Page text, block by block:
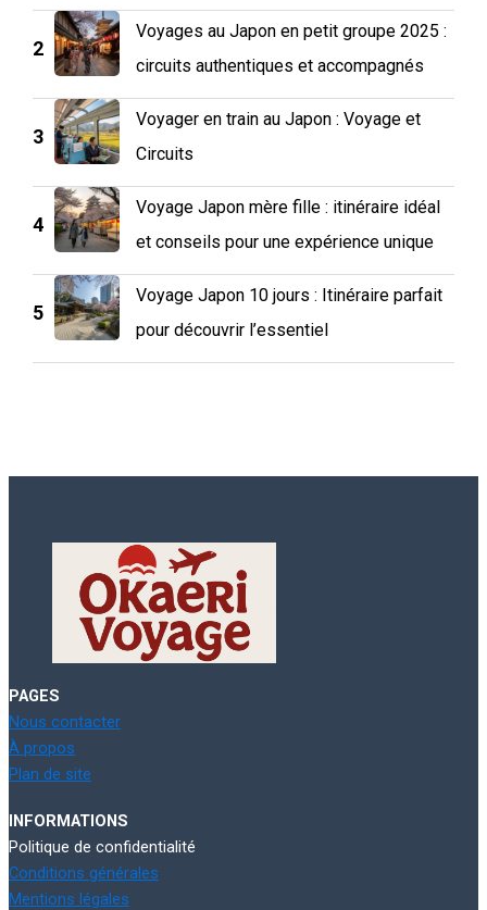
2
Voyages au Japon en petit groupe 2025 :
circuits authentiques et accompagnés
3
Voyager en train au Japon : Voyage et
Circuits
4
Voyage Japon mère fille : itinéraire idéal
et conseils pour une expérience unique
5
Voyage Japon 10 jours : Itinéraire parfait
pour découvrir l’essentiel
PAGES
Nous contacter
À propos
Plan de site
INFORMATIONS
Politique de confidentialité
Conditions générales
Mentions légales